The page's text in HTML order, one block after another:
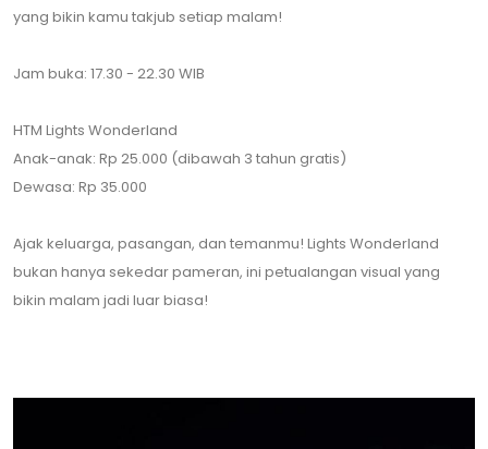
yang bikin kamu takjub setiap malam!
Jam buka: 17.30 - 22.30 WIB
HTM Lights Wonderland
Anak-anak: Rp 25.000 (dibawah 3 tahun gratis)
Dewasa: Rp 35.000
Ajak keluarga, pasangan, dan temanmu! Lights Wonderland
bukan hanya sekedar pameran, ini petualangan visual yang
bikin malam jadi luar biasa!